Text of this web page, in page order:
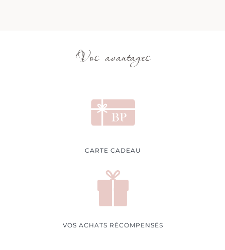
Vos avantages
CARTE CADEAU
VOS ACHATS RÉCOMPENSÉS